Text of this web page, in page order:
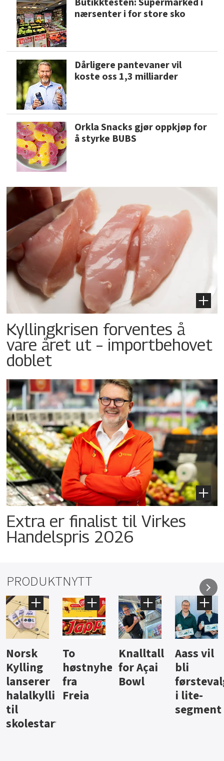
nærsenter i for store sko
Dårligere pantevaner vil
koste oss 1,3 milliarder
Orkla Snacks gjør oppkjøp for
å styrke BUBS
Kyllingkrisen forventes å
vare året ut – importbehovet
doblet
Extra er finalist til Virkes
Handelspris 2026
PRODUKTNYTT
Knalltall
for Açai
Bowl
Aass vil
bli
førstevalg
i lite-
Brus og
jus fra
Berentsen
Hard
iste fra
Hansa